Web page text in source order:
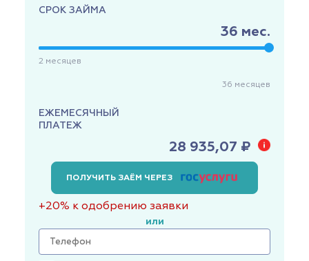
СРОК ЗАЙМА
36 мес.
2 месяцев
36 месяцев
ЕЖЕМЕСЯЧНЫЙ
ПЛАТЕЖ
28 935,07 ₽
ПОЛУЧИТЬ ЗАЁМ ЧЕРЕЗ
+20% к одобрению заявки
или